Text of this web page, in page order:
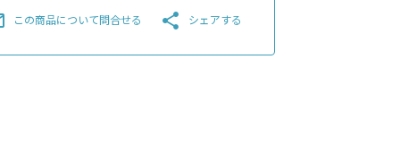
この商品について問合せる share シェアする